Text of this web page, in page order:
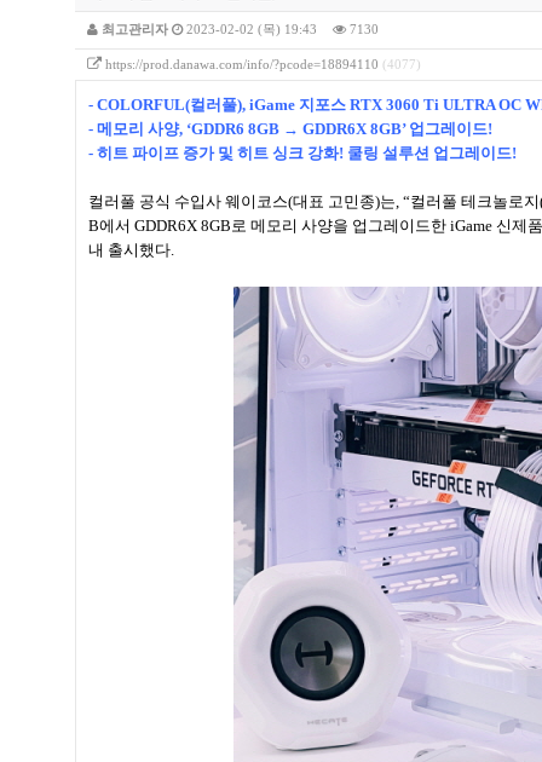
최고관리자 2023-02-02 (목) 19:43 7130
https://prod.danawa.com/info/?pcode=18894110 (4077)
- COLORFUL(컬러풀), iGame 지포스 RTX 3060 Ti ULTRA OC
- 메모리 사양, ‘GDDR6 8GB → GDDR6X 8GB’ 업그레이드!
- 히트 파이프 증가 및 히트 싱크 강화! 쿨링 설루션 업그레이드!
컬러풀 공식 수입사 웨이코스(대표 고민종)는, “컬러풀 테크놀로
B에서 GDDR6X 8GB로 메모리 사양을 업그레이드한 iGame 신제
내 출시했다.